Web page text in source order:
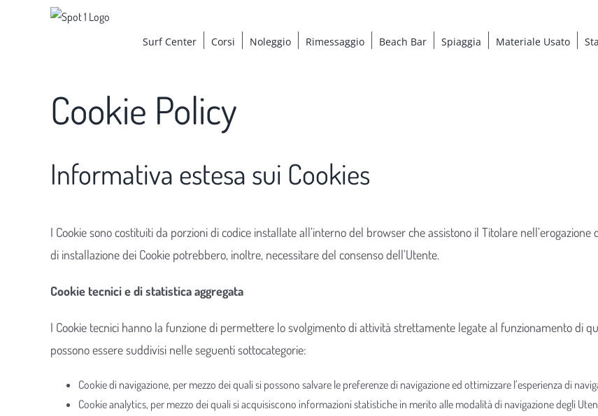
Surf Center Corsi Noleggio Rimessaggio Beach Bar Spiaggia Materiale Usato
Cookie Policy
Informativa estesa sui Cookies
I Cookie sono costituiti da porzioni di codice installate all’interno del browser che assistono il Titolare
di installazione dei Cookie potrebbero, inoltre, necessitare del consenso dell’Utente.
Cookie tecnici e di statistica aggregata
I Cookie tecnici hanno la funzione di permettere lo svolgimento di attività strettamente legate al funzionamento di
possono essere suddivisi nelle seguenti sottocategorie:
Cookie di navigazione, per mezzo dei quali si possono salvare le preferenze di navigazione ed ottimizzare l’esperienza di
Cookie analytics, per mezzo dei quali si acquisiscono informazioni statistiche in merito alle modalità di navigazione degli